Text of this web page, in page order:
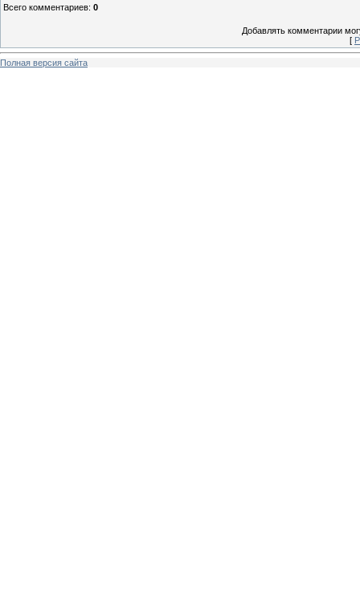
Всего комментариев: 0
Добавлять комментарии
[
Полная версия сайта